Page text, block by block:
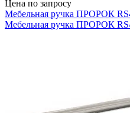
Цена по запросу
Мебельная ручка ПРОРОК
Мебельная ручка ПРОРОК